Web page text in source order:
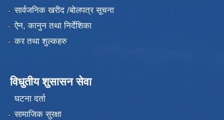
सार्वजनिक खरीद /बोलपत्र सूचना
ऐन, कानुन तथा निर्देशिका
कर तथा शुल्कहरु
विधुतीय शुसासन सेवा
घटना दर्ता
सामाजिक सुरक्षा